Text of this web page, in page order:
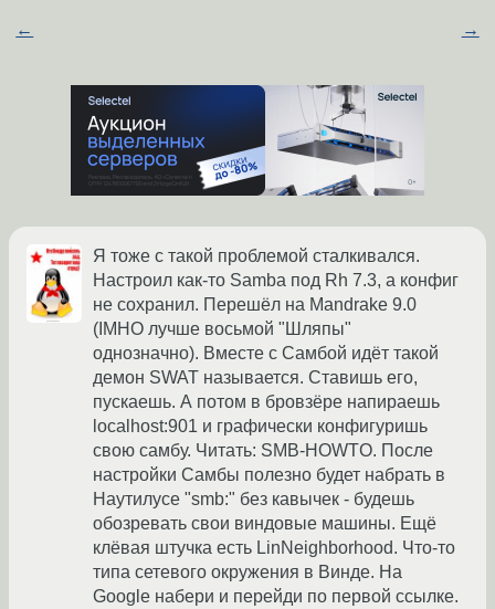
← →
Я тоже с такой проблемой сталкивался.
Настроил как-то Samba под Rh 7.3, а конфиг
не сохранил. Перешёл на Mandrake 9.0
(IMHO лучше восьмой "Шляпы"
однозначно). Вместе с Самбой идёт такой
демон SWAT называется. Ставишь его,
пускаешь. А потом в бровзёре напираешь
localhost:901 и графически конфигуришь
свою самбу. Читать: SMB-HOWTO. После
настройки Самбы полезно будет набрать в
Наутилусе "smb:" без кавычек - будешь
обозревать свои виндовые машины. Ещё
клёвая штучка есть LinNeighborhood. Что-то
типа сетевого окружения в Винде. На
Google набери и перейди по первой ссылке.